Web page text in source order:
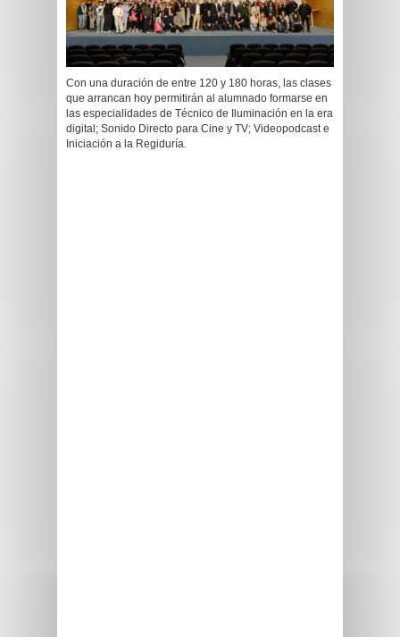
Con una duración de entre 120 y 180 horas, las clases
que arrancan hoy permitirán al alumnado formarse en
las especialidades de Técnico de Iluminación en la era
digital; Sonido Directo para Cine y TV; Videopodcast e
Iniciación a la Regiduría.